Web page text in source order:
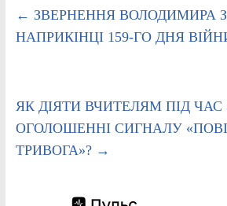
← ЗВЕРНЕННЯ ВОЛОДИМИРА
НАПРИКІНЦІ 159-ГО ДНЯ
ЯК ДІЯТИ ВЧИТЕЛЯМ ПІД ЧАС
ОГОЛОШЕННІ СИГНАЛУ
ТРИВОГА»? →